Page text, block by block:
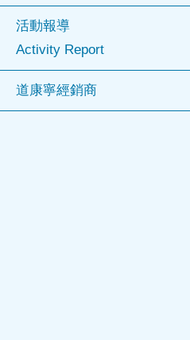
活動報導
Activity Report
道康寧經銷商